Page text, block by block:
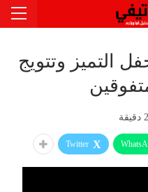
التميز وتتويج
Twitter